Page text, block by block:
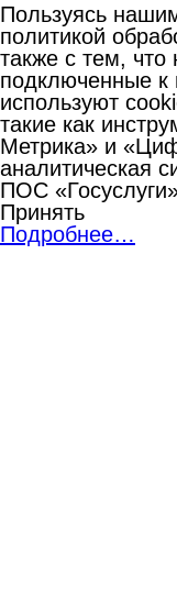
Пользуясь
политикой
также с тем, что
подключенные к
используют
такие как
Метрика» и
аналитическая
ПОС
Принять
Подробнее…